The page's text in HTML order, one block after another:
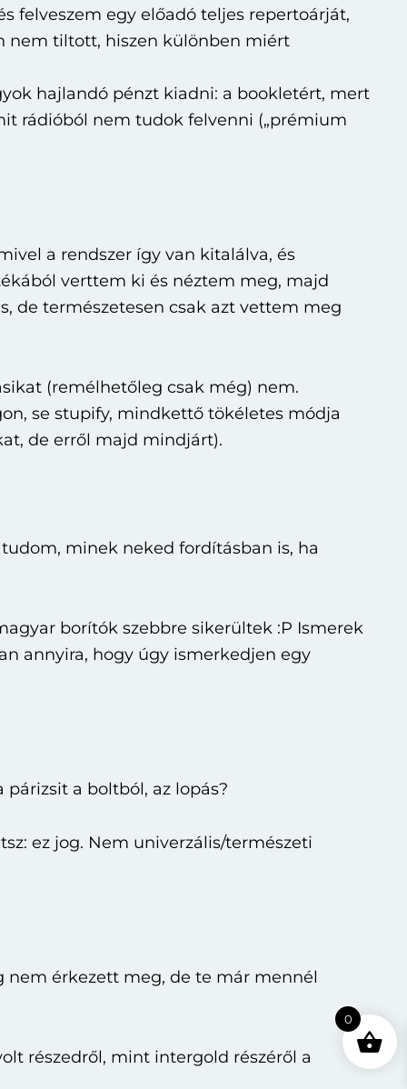
felveszem egy előadó teljes repertoárját,
nem tiltott, hiszen különben miért
hajlandó pénzt kiadni: a bookletért, mert
rádióból nem tudok felvenni („prémium
a rendszer így van kitalálva, és
verttem ki és néztem meg, majd
de természetesen csak azt vettem meg
(remélhetőleg csak még) nem.
se stupify, mindkettő tökéletes módja
de erről majd mindjárt).
minek neked fordításban is, ha
borítók szebbre sikerültek :P Ismerek
annyira, hogy úgy ismerkedjen egy
a boltból, az lopás?
ez jog. Nem univerzális/természeti
nem érkezett meg, de te már mennél
részedről, mint intergold részéről a
0